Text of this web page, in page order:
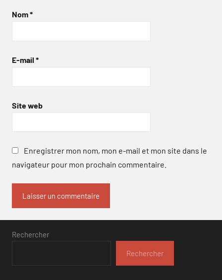
Nom*
E-mail *
Site web
Enregistrer mon nom, mon e-mail et mon site dans le
navigateur pour mon prochain commentaire.
Rechercher
Rechercher